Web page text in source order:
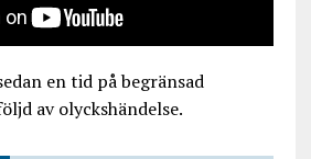
en tid på begränsad
av olyckshändelse.